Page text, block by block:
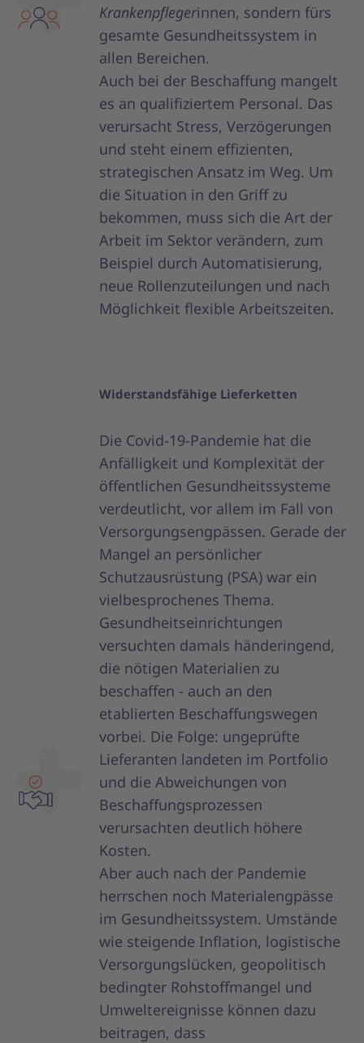
Krankenpflegerinnen, sondern fürs
gesamte Gesundheitssystem in
allen Bereichen.
Auch bei der Beschaffung mangelt
es an qualifiziertem Personal. Das
verursacht Stress, Verzögerungen
und steht einem effizienten,
strategischen Ansatz im Weg. Um
die Situation in den Griff zu
bekommen, muss sich die Art der
Arbeit im Sektor verändern, zum
Beispiel durch Automatisierung,
neue Rollenzuteilungen und nach
Möglichkeit flexible Arbeitszeiten.
Widerstandsfähige Lieferketten
Die Covid-19-Pandemie hat die
Anfälligkeit und Komplexität der
öffentlichen Gesundheitssysteme
verdeutlicht, vor allem im Fall von
Versorgungsengpässen. Gerade der
Mangel an persönlicher
Schutzausrüstung (PSA) war ein
vielbesprochenes Thema.
Gesundheitseinrichtungen
versuchten damals händeringend,
die nötigen Materialien zu
beschaffen - auch an den
etablierten Beschaffungswegen
vorbei. Die Folge: ungeprüfte
Lieferanten landeten im Portfolio
und die Abweichungen von
Beschaffungsprozessen
verursachten deutlich höhere
Kosten.
Aber auch nach der Pandemie
herrschen noch Materialengpässe
im Gesundheitssystem. Umstände
wie steigende Inflation, logistische
Versorgungslücken, geopolitisch
bedingter Rohstoffmangel und
Umweltereignisse können dazu
beitragen, dass